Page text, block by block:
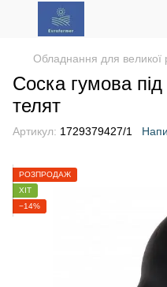
Обладнання для великої
Соска гумова
телят
Артикул: 1729379427/1
РОЗПРОДАЖ
ХІТ
−14%